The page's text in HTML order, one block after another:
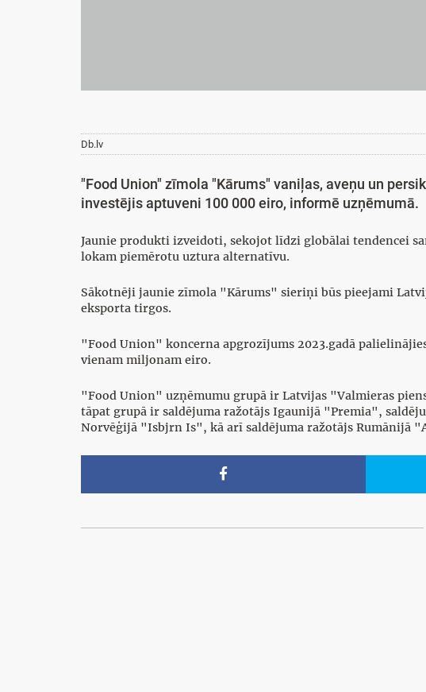
Db.lv
"Food Union" zīmola "Kārums" vaniļas, aveņu un
investējis aptuveni 100 000 eiro, informē uzņēmumā.
Jaunie produkti izveidoti, sekojot līdzi globālai tendencei
lokam piemērotu uztura alternatīvu.
Sākotnēji jaunie zīmola "Kārums" sieriņi būs pieejami
eksporta tirgos.
"Food Union" koncerna apgrozījums 2023.gadā
vienam miljonam eiro.
"Food Union" uzņēmumu grupā ir Latvijas "Valmieras
tāpat grupā ir saldējuma ražotājs Igaunijā "Premia",
Norvēģijā "Isbjrn Is", kā arī saldējuma ražotājs Rumānijā
